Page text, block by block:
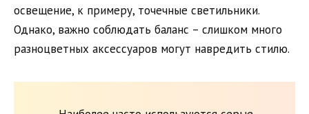
освещение, к примеру, точечные светильники.
Однако, важно соблюдать баланс – слишком много
разноцветных аксессуаров могут навредить стилю.